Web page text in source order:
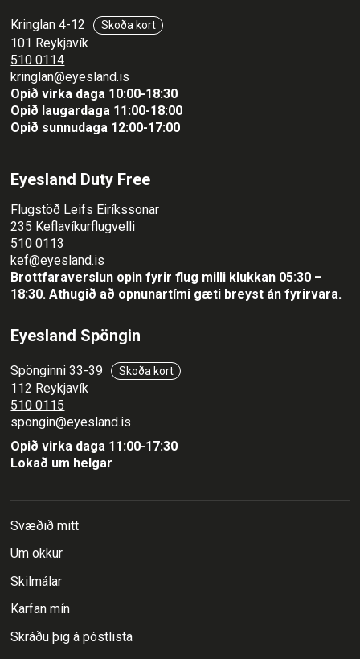
Kringlan 4-12 Skoða kort
101 Reykjavík
510 0114
kringlan@eyesland.is
Opið virka daga 10:00-18:30
Opið laugardaga 11:00-18:00
Opið sunnudaga 12:00-17:00
Eyesland Duty Free
Flugstöð Leifs Eiríkssonar
235 Keflavíkurflugvelli
510 0113
kef@eyesland.is
Brottfaraverslun opin fyrir flug milli klukkan 05:30 –
18:30.Athugið að opnunartími gæti breyst án fyrirvara.
Eyesland Spöngin
Spönginni 33-39 Skoða kort
112 Reykjavík
510 0115
spongin@eyesland.is
Opið virka daga 11:00-17:30
Lokað um helgar
Svæðið mitt
Um okkur
Skilmálar
Karfan mín
Skráðu þig á póstlista